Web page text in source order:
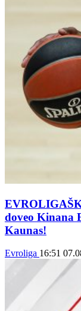
doveo Kinana
Kaunas!
Evroliga 16:51